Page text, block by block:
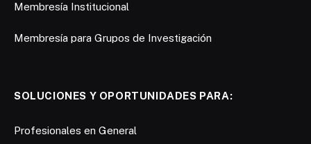
Membresía Institucional
Membresía para Grupos de Investigación
SOLUCIONES Y OPORTUNIDADES PARA:
Profesionales en General